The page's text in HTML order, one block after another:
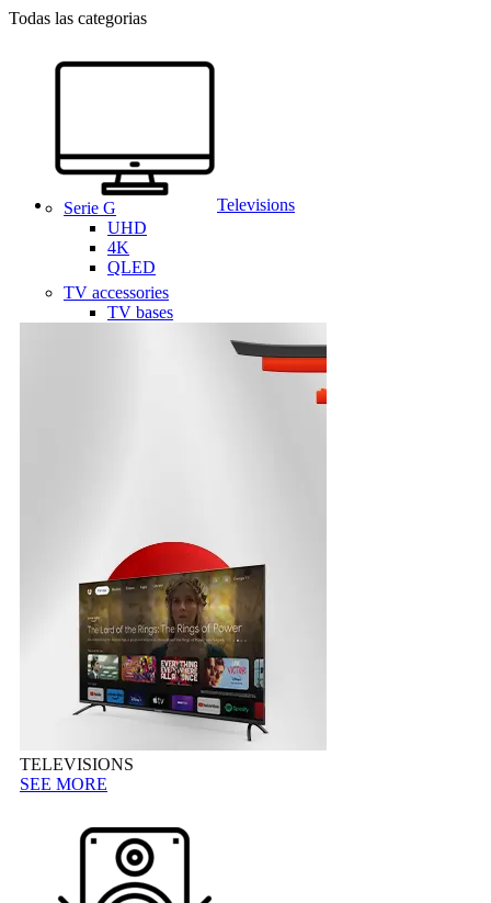
Todas las categorias
Televisions
Serie G
UHD
4K
QLED
TV accessories
TV bases
TELEVISIONS
SEE MORE